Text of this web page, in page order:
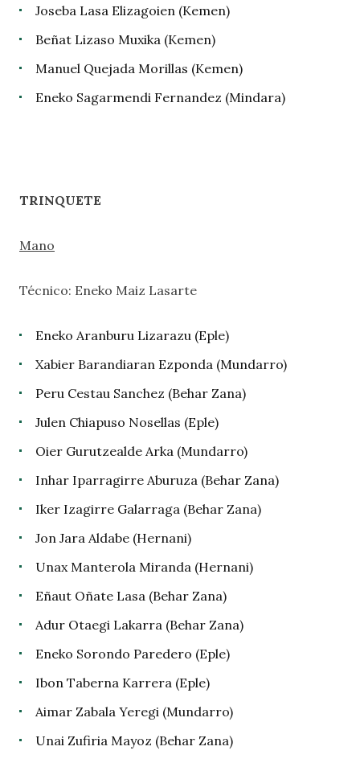
Joseba Lasa Elizagoien (Kemen)
Beñat Lizaso Muxika (Kemen)
Manuel Quejada Morillas (Kemen)
Eneko Sagarmendi Fernandez (Mindara)
TRINQUETE
Mano
Técnico: Eneko Maiz Lasarte
Eneko Aranburu Lizarazu (Eple)
Xabier Barandiaran Ezponda (Mundarro)
Peru Cestau Sanchez (Behar Zana)
Julen Chiapuso Nosellas (Eple)
Oier Gurutzealde Arka (Mundarro)
Inhar Iparragirre Aburuza (Behar Zana)
Iker Izagirre Galarraga (Behar Zana)
Jon Jara Aldabe (Hernani)
Unax Manterola Miranda (Hernani)
Eñaut Oñate Lasa (Behar Zana)
Adur Otaegi Lakarra (Behar Zana)
Eneko Sorondo Paredero (Eple)
Ibon Taberna Karrera (Eple)
Aimar Zabala Yeregi (Mundarro)
Unai Zufiria Mayoz (Behar Zana)